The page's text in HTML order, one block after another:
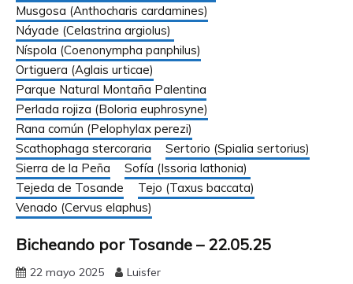
Musgosa (Anthocharis cardamines)
Náyade (Celastrina argiolus)
Níspola (Coenonympha panphilus)
Ortiguera (Aglais urticae)
Parque Natural Montaña Palentina
Perlada rojiza (Boloria euphrosyne)
Rana común (Pelophylax perezi)
Scathophaga stercoraria
Sertorio (Spialia sertorius)
Sierra de la Peña
Sofía (Issoria lathonia)
Tejeda de Tosande
Tejo (Taxus baccata)
Venado (Cervus elaphus)
Bicheando por Tosande – 22.05.25
22 mayo 2025 Luisfer